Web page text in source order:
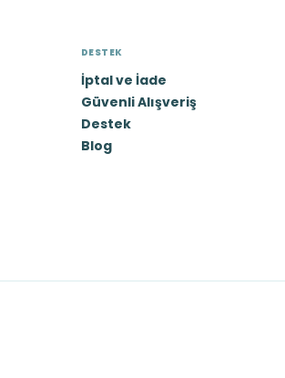
DESTEK
İptal ve İade
Güvenli Alışveriş
Destek
Blog